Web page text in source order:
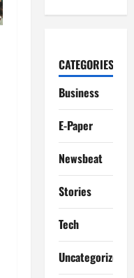
CATEGORIES
Business
E-Paper
Newsbeat
Stories
Tech
Uncategorized